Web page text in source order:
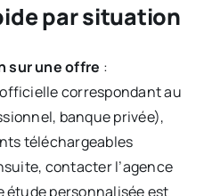
par situation
sur une offre :
correspondant au
banque privée),
téléchargeables
contacter l’agence
étude personnalisée est